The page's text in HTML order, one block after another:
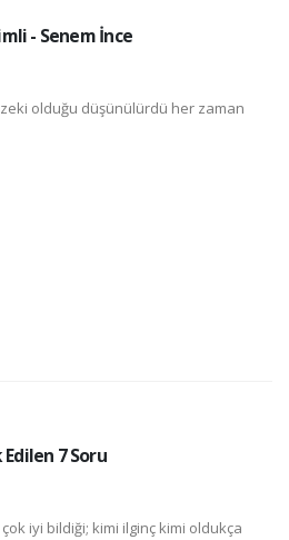
- Senem İnce
olduğu düşünülürdü her zaman
7 Soru
iyi bildiği; kimi ilginç kimi oldukça